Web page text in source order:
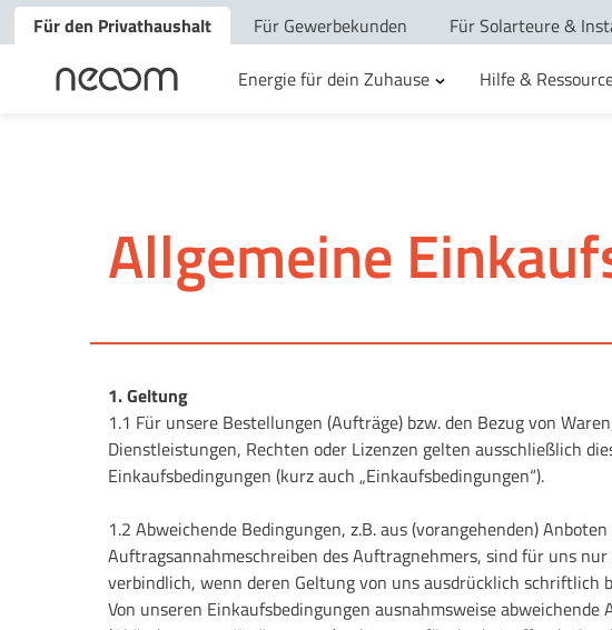
Für den Privathaushalt Für Gewerbekunden Für Solarteure &
Energie für dein Zuhause Hilfe &
Allgemeine
1. Geltung
1.1 Für unsere Bestellungen (Aufträge) bzw. den Bezug von
Dienstleistungen, Rechten oder Lizenzen gelten ausschließlich
Einkaufsbedingungen (kurz auch „Einkaufsbedingungen“).
1.2 Abweichende Bedingungen, z.B. aus (vorangehenden)
Auftragsannahmeschreiben des Auftragnehmers, sind für uns nur
verbindlich, wenn deren Geltung von uns ausdrücklich schriftlich
Von unseren Einkaufsbedingungen ausnahmsweise abweichende